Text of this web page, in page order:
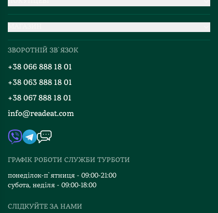
Про нас
Добірки
Блог
Події
Книгарні
Контакти
Автори
Видавництва
Відгуки та оцінка RDT
Партнерство
ЗВОРОТНІЙ ЗВ`ЯЗОК
+38 066 888 18 01
+38 063 888 18 01
+38 067 888 18 01
info@readeat.com
ГРАФІК РОБОТИ СЛУЖБИ ТУРБОТИ
понеділок-п`ятниця - 09:00-21:00
субота, неділя - 09:00-18:00
СЛІДКУЙТЕ ЗА НАМИ